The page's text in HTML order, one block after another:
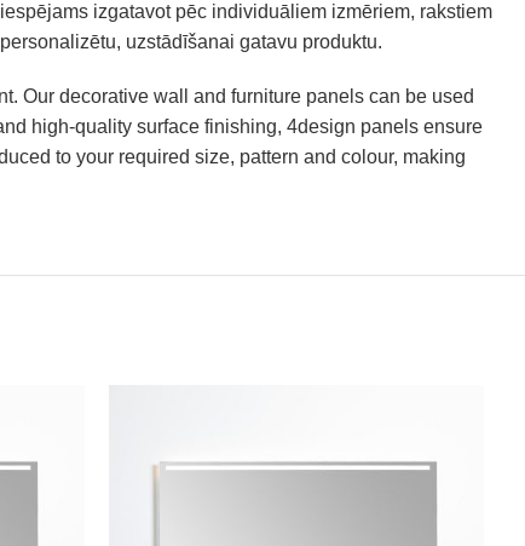
izgatavot pēc individuāliem izmēriem, rakstiem
uzstādīšanai gatavu produktu.
Our decorative wall and furniture panels can be used
high-quality surface finishing, 4design panels ensure
to your required size, pattern and colour, making